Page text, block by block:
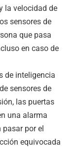
la velocidad de
sensores de
que pasa
en caso de
de inteligencia
sensores de
las puertas
una alarma
por el
equivocada